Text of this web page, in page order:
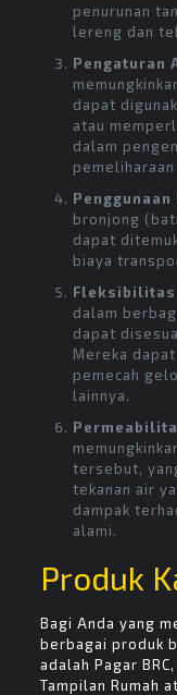
penurunan
lereng dan
Pengaturan
dapat
atau
dalam
pemeliharaan
bronjong
dapat
biaya
Fleksibilitas
dalam
dapat
Mereka
pemecah
lainnya.
tersebut,
tekanan air
dampak
alami.
Produk
Bagi Anda yang
berbagai produk
adalah Pagar
Tampilan Rumah